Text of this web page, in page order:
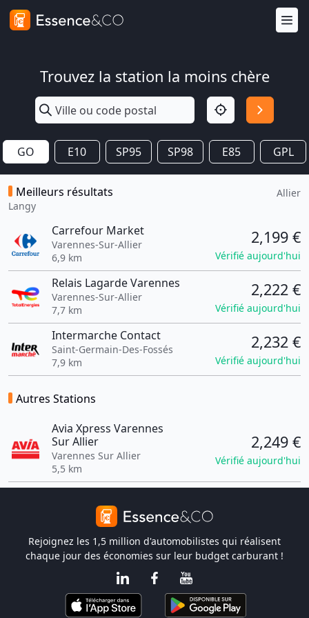
Trouvez la station la moins chère
GO E10 SP95 SP98 E85 GPL
Meilleurs résultats
Langy
Allier
Carrefour Market
Varennes-Sur-Allier
6,9 km
2,199 €
Vérifié aujourd'hui
Relais Lagarde Varennes
Varennes-Sur-Allier
7,7 km
2,222 €
Vérifié aujourd'hui
Intermarche Contact
Saint-Germain-Des-Fossés
7,9 km
2,232 €
Vérifié aujourd'hui
Autres Stations
Avia Xpress Varennes
Sur Allier
Varennes Sur Allier
5,5 km
2,249 €
Vérifié aujourd'hui
Rejoignez les 1,5 million d'automobilistes qui réalisent
chaque jour des économies sur leur budget carburant !